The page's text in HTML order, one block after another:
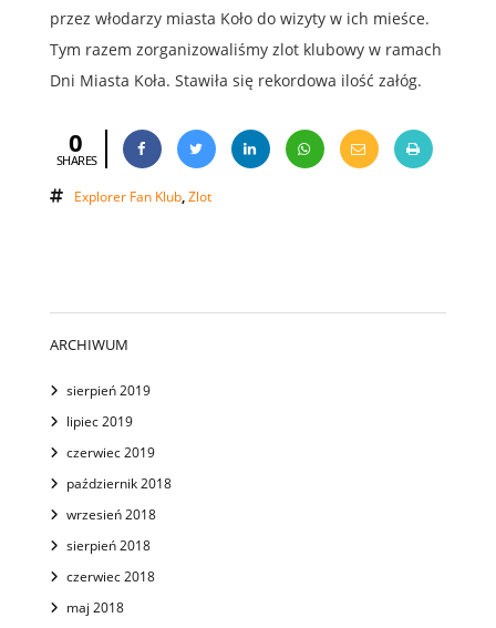
przez włodarzy miasta Koło do wizyty w ich mieśce.
Tym razem zorganizowaliśmy zlot klubowy w ramach
Dni Miasta Koła. Stawiła się rekordowa ilość załóg.
0
SHARES
Explorer Fan Klub,Zlot
ARCHIWUM
sierpień 2019
lipiec 2019
czerwiec 2019
październik 2018
wrzesień 2018
sierpień 2018
czerwiec 2018
maj 2018